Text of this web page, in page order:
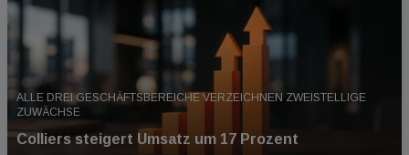
ALLE DREI GESCHÄFTSBEREICHE VERZEICHNEN ZWEISTELLIGE
ZUWÄCHSE
Colliers steigert Umsatz um 17 Prozent